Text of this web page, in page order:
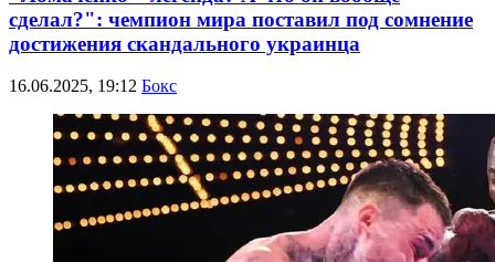
сделал?": чемпион мира поставил под сомнение
достижения скандального украинца
16.06.2025, 19:12 Бокс